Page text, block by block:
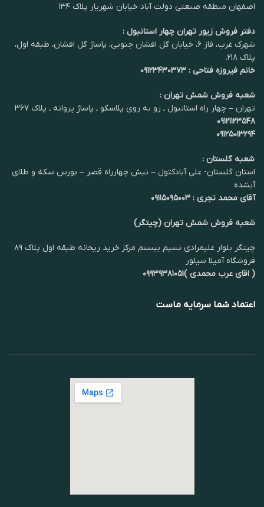
اصفهان منطقه صنعتی دولت آباد خیابان شهریار پلاک ۱۳۴
دفتر فروش زیور تهران چهار استانبول :
شهرک غرب، فاز ۶، خیابان گل افشان جنوبی، پاساژ گل افشان، طبقه اول،
پلاک ۲۱۸.
خانم فیروزه فتاحی : ۰۹۱۲۳۴۳۰۳۷۳
شعبه فروش شمش تهران :
تهران – چهار راه استانبول ـ رو به روی پلاسکو ـ پاساژ پروانه ـ پلاک 367
۰۹۱۲۱۱۲۳۵۴۸
۰۹۱۲۵۰۱۳۲۹۴
شعبه گلستان :
استان گلستان- علی آبادکتول – نبش چهارراه قصر – بورس سکه و طلای
آبشده
آقای محمد تجری : ۰۹۱۱۵۰۹۵۰۰۳
شعبه فروش شمش تهران (چیتگر)
چیتگر بلوار علیمرادی نسیم بیستم مرکز خرید ریحانه طبقه اول پلاک ۸۹
فروشگاه آمیلا سیلور
( اقای عرب محمدی )۰۹۹۳۹۳۸۱۰۵۱
اعتماد شما سرمایه ماست